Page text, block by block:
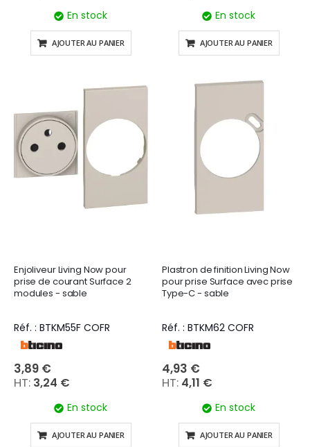
En stock
AJOUTER AU PANIER
En stock
AJOUTER AU PANIER
Enjoliveur Living Now pour
prise de courant Surface 2
modules - sable
Réf. : BTKM55F COFR
3,89 €
3,24 €
En stock
AJOUTER AU PANIER
Plastron de finition Living Now
pour prise Surface avec prise
Type-C - sable
Réf. : BTKM62 COFR
4,93 €
4,11 €
En stock
AJOUTER AU PANIER